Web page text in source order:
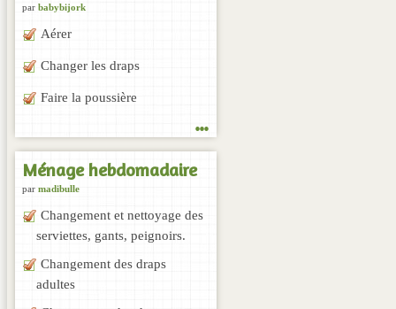
par babybijork
Aérer
Changer les draps
Faire la poussière
...
Ménage hebdomadaire
par madibulle
Changement et nettoyage des
serviettes, gants, peignoirs.
Changement des draps
adultes